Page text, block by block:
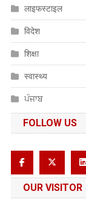
लाइफस्टाइल
विदेश
शिक्षा
स्वास्थ्य
ਪੰਜਾਬ
FOLLOW US
OUR VISITOR